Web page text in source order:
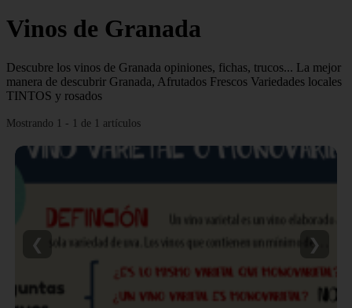
Vinos de Granada
Descubre los vinos de Granada opiniones, fichas, trucos... La mejor
manera de descubrir Granada, Afrutados Frescos Variedades locales
TINTOS y rosados
Mostrando 1 - 1 de 1 artículos
❮ ❯